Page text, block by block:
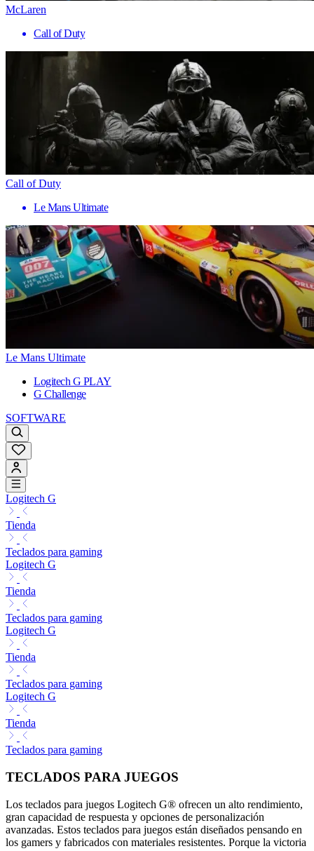
McLaren
Call of Duty
Call of Duty
Le Mans Ultimate
Le Mans Ultimate
Logitech G PLAY
G Challenge
SOFTWARE
Logitech G
Tienda
Teclados para gaming
Logitech G
Tienda
Teclados para gaming
Logitech G
Tienda
Teclados para gaming
Logitech G
Tienda
Teclados para gaming
TECLADOS PARA JUEGOS
Los teclados para juegos Logitech G® ofrecen un alto rendimiento,
gran capacidad de respuesta y opciones de personalización
avanzadas. Estos teclados para juegos están diseñados pensando en
los gamers y fabricados con materiales resistentes. Porque la victoria